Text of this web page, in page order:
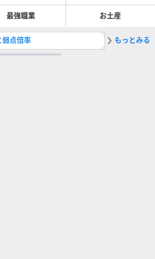
最強職業 お土産
弱点倍率 2ガチャ(
もっとみる